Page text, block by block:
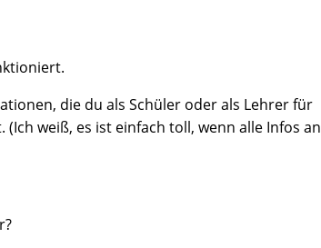
die du als Schüler oder als Lehrer für
weiß, es ist einfach toll, wenn alle Infos an